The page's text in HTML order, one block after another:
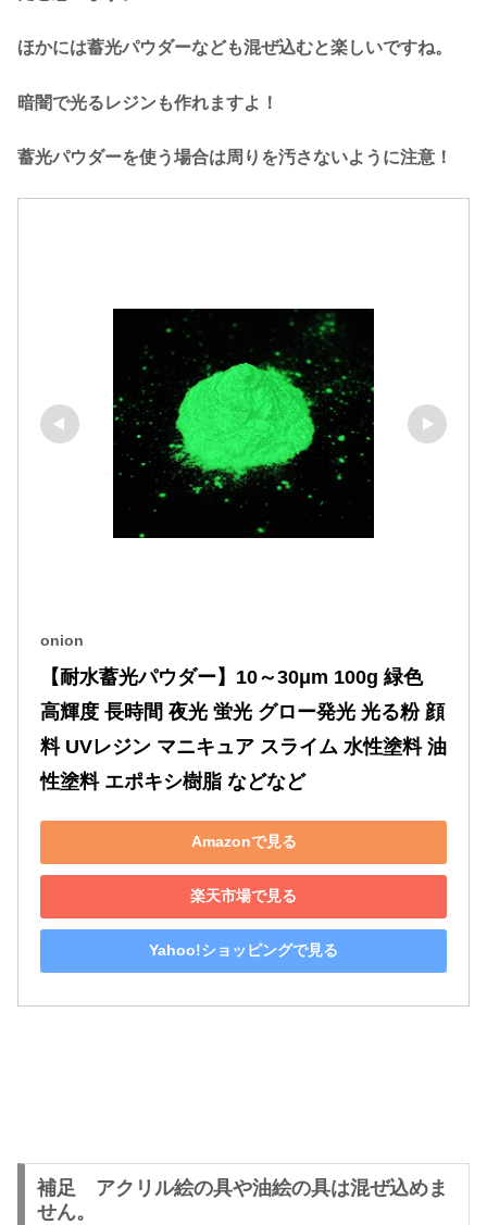
ほかには蓄光パウダーなども混ぜ込むと楽しいですね。
暗闇で光るレジンも作れますよ！
蓄光パウダーを使う場合は周りを汚さないように注意！
onion
【耐水蓄光パウダー】10～30μm 100g 緑色
高輝度 長時間 夜光 蛍光 グロー発光 光る粉 顔
料 UVレジン マニキュア スライム 水性塗料 油
性塗料 エポキシ樹脂 などなど
Amazonで見る
楽天市場で見る
Yahoo!ショッピングで見る
補足 アクリル絵の具や油絵の具は混ぜ込めま
せん。